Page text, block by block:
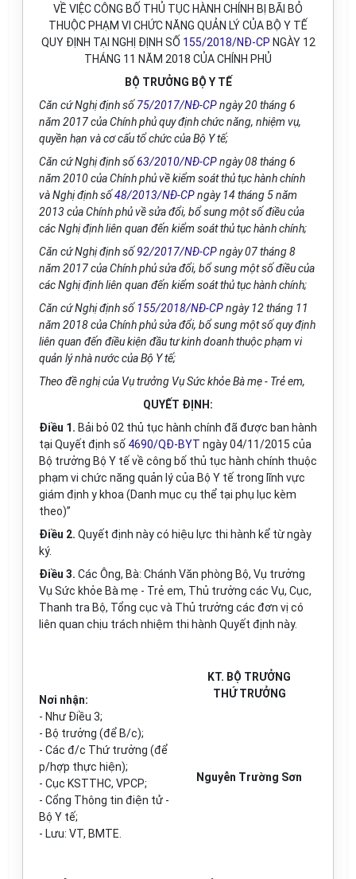
VỀ VIỆC CÔNG BỐ THỦ TỤC HÀNH CHÍNH BỊ BÃI BỎ
THUỘC PHẠM VI CHỨC NĂNG QUẢN LÝ CỦA BỘ Y TẾ
QUY ĐỊNH TẠI NGHỊ ĐỊNH SỐ 155/2018/NĐ-CP NGÀY 12
THÁNG 11 NĂM 2018 CỦA CHÍNH PHỦ
BỘ TRƯỞNG BỘ Y TẾ
Căn cứ Nghị định số 75/2017/NĐ-CPngày 20 tháng 6
năm 2017 của Chính phủ quy định chức năng, nhiệm vụ,
quyền hạn và cơ cấu tổ chức của Bộ Y tế;
Căn cứ Nghị định số63/2010/NĐ-CPngày 08 tháng 6
năm 2010 của Chính phủ về kiểm soát thủ tục hành chính
và Nghị định số48/2013/NĐ-CPngày 14 tháng 5 năm
2013 của Chính phủ về sửa đổi, bổ sung một số điều của
các Nghị định liên quan đến kiểm soát thủ tục hành chính;
Căn cứ Nghị định số 92/2017/NĐ-CPngày 07 tháng 8
năm 2017 của Chính phủ sửa đổi, bổ sung một số điều của
các Nghị định liên quan đến kiểm soát thủ tục hành chính;
Căn cứ Nghị định số 155/2018/NĐ-CPngày 12 tháng 11
năm 2018 của Chính phủ sửa đổi, bổ sung một số quy định
liên quan đến điều kiện đầu tư kinh doanh thuộc phạm vi
quản lý nhà nước của Bộ Y tế;
Theo đề nghị của Vụ trưởng Vụ Sức khỏe Bà mẹ - Trẻ em,
QUYẾT ĐỊNH:
Điều 1. Bải bỏ 02 thủ tục hành chính đã được ban hành
tại Quyết định số 4690/QĐ-BYT ngày 04/11/2015 của
Bộ trưởng Bộ Y tế về công bố thủ tục hành chính thuộc
phạm vi chức năng quản lý của Bộ Y tế trong lĩnh vực
giám định y khoa (Danh mục cụ thể tại phụ lục kèm
theo)”
Điều 2. Quyết định này có hiệu lực thi hành kể từ ngày
ký.
Điều 3. Các Ông, Bà: Chánh Văn phòng Bộ, Vụ trưởng
Vụ Sức khỏe Bà mẹ - Trẻ em, Thủ trưởng các Vụ, Cục,
Thanh tra Bộ, Tổng cục và Thủ trưởng các đơn vị có
liên quan chịu trách nhiệm thi hành Quyết định này.
Nơi nhận:
- Như Điều 3;
- Bộ trưởng (để B/c);
- Các đ/c Thứ trưởng (để
p/hợp thực hiện);
- Cục KSTTHC, VPCP;
- Cổng Thông tin điện tử -
Bộ Y tế;
- Lưu: VT, BMTE.
KT. BỘ TRƯỞNG
THỨ TRƯỞNG
Nguyễn Trường Sơn